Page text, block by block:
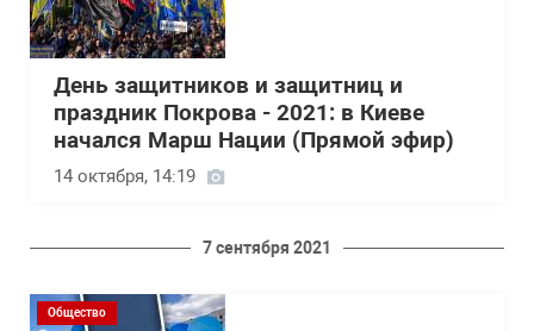
День защитников и защитниц и
праздник Покрова - 2021: в Киеве
начался Марш Нации (Прямой эфир)
14 октября, 14:19
7 сентября 2021
Общество